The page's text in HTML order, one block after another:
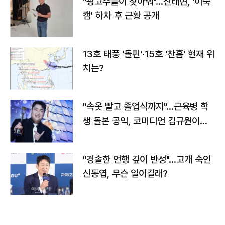
캠' 하차 후 근황 공개
13호 태풍 '돌핀'·15호 '찬홈' 현재 위
치는?
"속옷 빨고 졸업식까지"…근육병 학
생 돌본 공익, 코미디언 김규원이었
"경솔한 언행 깊이 반성"…고개 숙인
신동엽, 무슨 일이길래?